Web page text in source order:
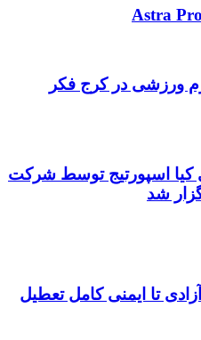
ورزشی در کرج فکر
اسپورتیج توسط شرکت
شد
تا ایمنی کامل تعطیل